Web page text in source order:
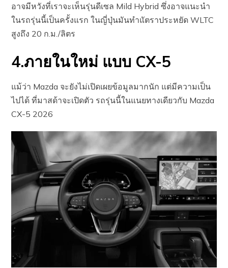
อาจมีหวังที่เราจะเห็นรุ่นดีเซล Mild Hybrid ซึ่งอาจแนะนำ
ในรถรุ่นนี้เป็นครั้งแรก ในญี่ปุ่นมันทำแัตราประหยัด WLTC
สูงถึง 20 ก.ม./ลิตร
4.ภายในใหม่ แบบ CX-5
แม้ว่า Mazda จะยังไม่เปิดเผยข้อมูลมากนัก แต่มีความเป็น
ไปได้ ที่มาสด้าจะเปิดตัว รถรุ่นนี้ในแนยทางเดียวกับ Mazda
CX-5 2026